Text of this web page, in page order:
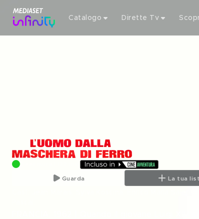
Catalogo Dirette Tv
Guarda La tua
Cast: Jean Marais, Sylva Koscina, Enrico Maria
FRANCIA, 1962 | Quando il giovane Luigi